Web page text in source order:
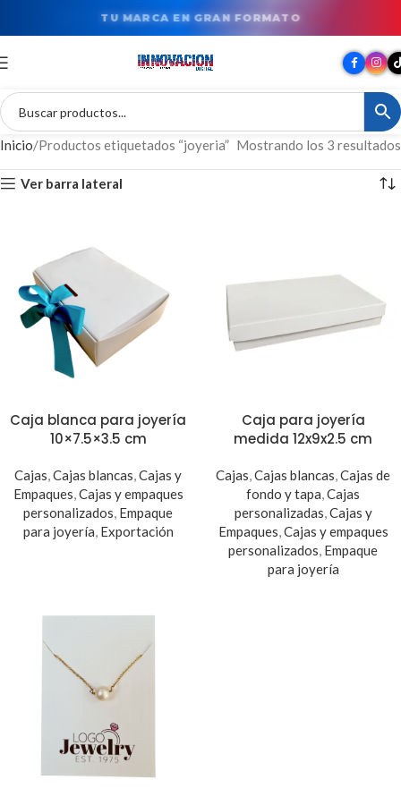
TU MARCA EN GRAN FORMATO
Inicio Productos etiquetados “joyeria” Mostrando los 3 resultados
Ver barra lateral
Caja blanca para joyería
10×7.5×3.5 cm
Cajas,Cajas blancas,Cajas y
Empaques,Cajas y empaques
personalizados, Empaque
para joyería, Exportación
Caja para joyería
medida 12x9x2.5 cm
Cajas,Cajas blancas,Cajas de
fondo y tapa,Cajas
personalizadas,Cajas y
Empaques,Cajas y empaques
personalizados, Empaque
para joyería